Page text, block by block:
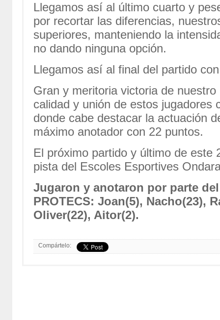
Llegamos así al último cuarto y
por recortar las diferencias,
superiores, manteniendo la
no dando ninguna opción.
Llegamos así al final del partido
Gran y meritoria victoria de
calidad y unión de estos jugadores
donde cabe destacar la actuación
máximo anotador con 22 puntos.
El próximo partido y último de este
pista del Escoles Esportives
Jugaron y anotaron por parte del
PROTECS: Joan(5), Nacho(23),
Oliver(22), Aitor(2).
Compártelo: